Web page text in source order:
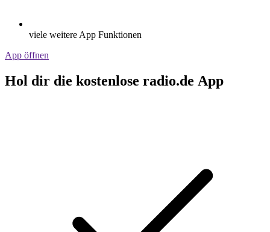
viele weitere App Funktionen
App öffnen
Hol dir die kostenlose radio.de App